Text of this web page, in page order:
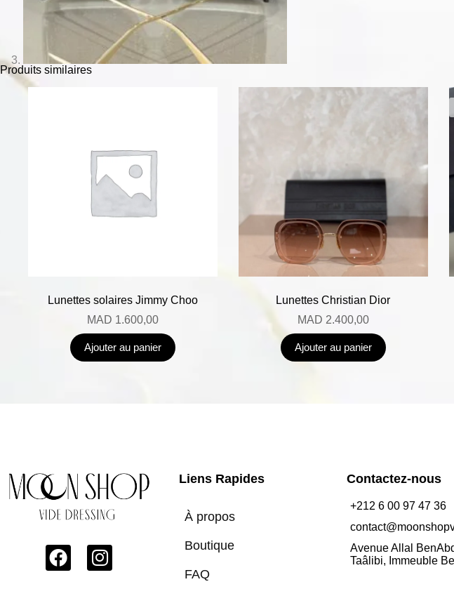
Produits similaires
Lunettes solaires Jimmy Choo
MAD 1.600,00
Ajouter au panier
Lunettes Christian Dior
MAD 2.400,00
Ajouter au panier
Liens Rapides
À propos
Boutique
FAQ
Contactez-nous
+212 6 00 97 47 36
Avenue Allal
Taâlibi, Immeuble